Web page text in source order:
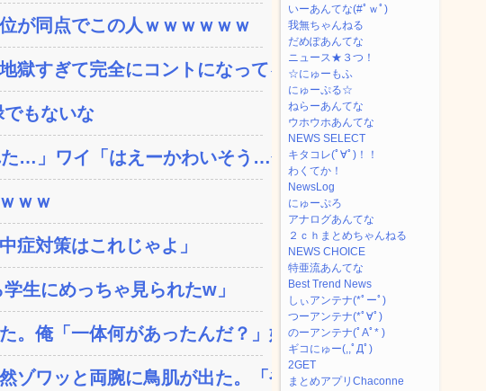
が同点でこの人ｗｗｗｗｗｗ
獄すぎて完全にコントになってる…...
でもないな
…」ワイ「はえーかわいそう…会...
ｗｗ
症対策はこれじゃよ」
生にめっちゃ見られたw」
。俺「一体何があったんだ？」嫁「...
ゾワッと両腕に鳥肌が出た。「やっ...
いーあんてな(#ﾟｗﾟ)
我無ちゃんねる
だめぽあんてな
ニュース★３つ！
☆にゅーもふ
にゅーぷる☆
ねらーあんてな
ウホウホあんてな
NEWS SELECT
キタコレ(ﾟ∀ﾟ)！！
わくてか！
NewsLog
にゅーぷろ
アナログあんてな
２ｃｈまとめちゃんねる
NEWS CHOICE
特亜流あんてな
Best Trend News
しぃアンテナ(*ﾟーﾟ)
つーアンテナ(*ﾟ∀ﾟ)
のーアンテナ(ﾟAﾟ* )
ギコにゅー(,,ﾟДﾟ)
2GET
まとめアプリChaconne